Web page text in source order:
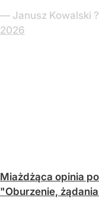
— Janusz Kowalski
2026
Miażdżąca opinia
"Oburzenie,